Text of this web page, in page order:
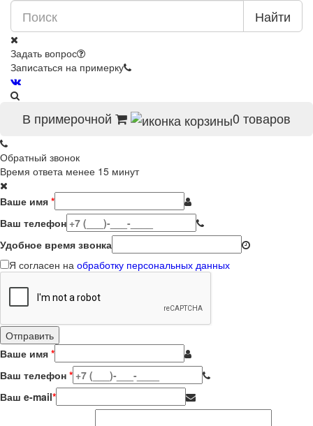
Найти
Задать вопрос
Записаться на примерку
В примерочной 0 товаров
Обратный звонок
Время ответа менее 15 минут
Ваше имя *
Ваш телефон
Удобное время звонка
Я согласен на обработку персональных данных
Ваше имя *
Ваш телефон *
Ваш e-mail*